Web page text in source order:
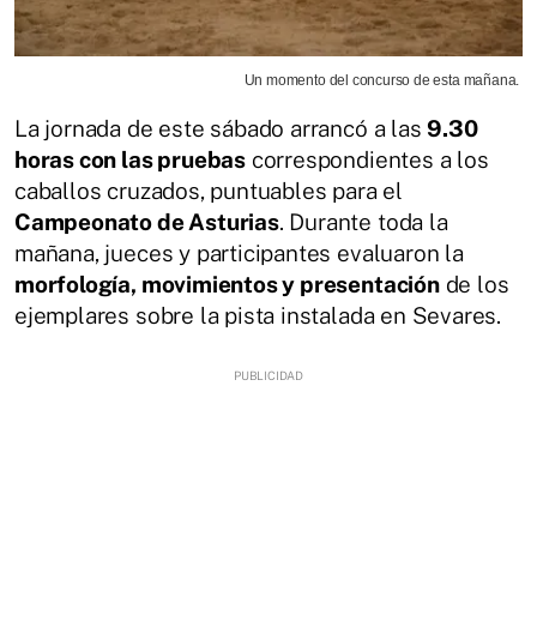
Un momento del concurso de esta mañana.
La jornada de este sábado arrancó a las 9.30
horas con las pruebas correspondientes a los
caballos cruzados, puntuables para el
Campeonato de Asturias. Durante toda la
mañana, jueces y participantes evaluaron la
morfología, movimientos y presentaciónde los
ejemplares sobre la pista instalada en Sevares.